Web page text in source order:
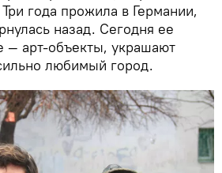
года прожила в Германии,
назад. Сегодня ее
— арт-объекты, украшают
любимый город.